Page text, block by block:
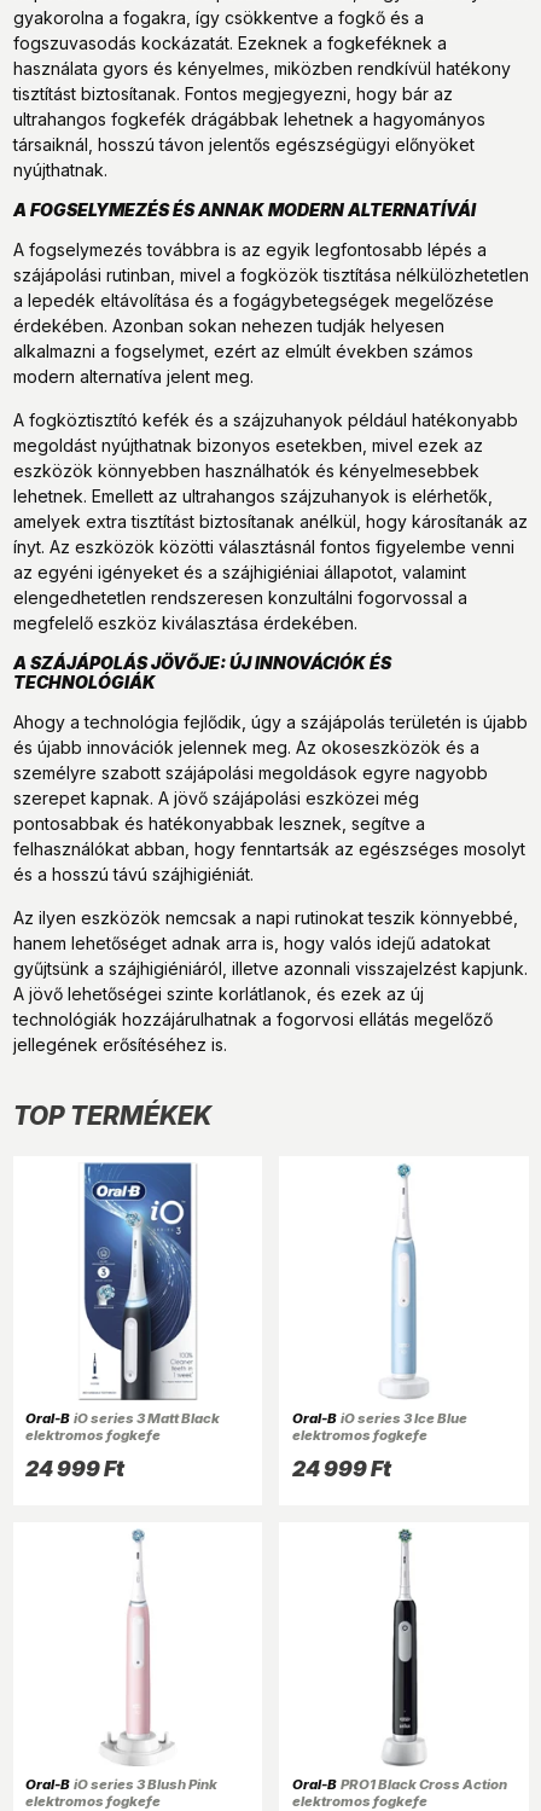
gyakorolna a fogakra, így csökkentve a fogkő és a
fogszuvasodás kockázatát. Ezeknek a fogkeféknek a
használata gyors és kényelmes, miközben rendkívül hatékony
tisztítást biztosítanak. Fontos megjegyezni, hogy bár az
ultrahangos fogkefék drágábbak lehetnek a hagyományos
társaiknál, hosszú távon jelentős egészségügyi előnyöket
nyújthatnak.
A FOGSELYMEZÉS ÉS ANNAK MODERN ALTERNATÍVÁI
A fogselymezés továbbra is az egyik legfontosabb lépés a
szájápolási rutinban, mivel a fogközök tisztítása nélkülözhetetlen
a lepedék eltávolítása és a fogágybetegségek megelőzése
érdekében. Azonban sokan nehezen tudják helyesen
alkalmazni a fogselymet, ezért az elmúlt években számos
modern alternatíva jelent meg.
A fogköztisztító kefék és a szájzuhanyok például hatékonyabb
megoldást nyújthatnak bizonyos esetekben, mivel ezek az
eszközök könnyebben használhatók és kényelmesebbek
lehetnek. Emellett az ultrahangos szájzuhanyok is elérhetők,
amelyek extra tisztítást biztosítanak anélkül, hogy károsítanák az
ínyt. Az eszközök közötti választásnál fontos figyelembe venni
az egyéni igényeket és a szájhigiéniai állapotot, valamint
elengedhetetlen rendszeresen konzultálni fogorvossal a
megfelelő eszköz kiválasztása érdekében.
A SZÁJÁPOLÁS JÖVŐJE: ÚJ INNOVÁCIÓK ÉS
TECHNOLÓGIÁK
Ahogy a technológia fejlődik, úgy a szájápolás területén is újabb
és újabb innovációk jelennek meg. Az okoseszközök és a
személyre szabott szájápolási megoldások egyre nagyobb
szerepet kapnak. A jövő szájápolási eszközei még
pontosabbak és hatékonyabbak lesznek, segítve a
felhasználókat abban, hogy fenntartsák az egészséges mosolyt
és a hosszú távú szájhigiéniát.
Az ilyen eszközök nemcsak a napi rutinokat teszik könnyebbé,
hanem lehetőséget adnak arra is, hogy valós idejű adatokat
gyűjtsünk a szájhigiéniáról, illetve azonnali visszajelzést kapjunk.
A jövő lehetőségei szinte korlátlanok, és ezek az új
technológiák hozzájárulhatnak a fogorvosi ellátás megelőző
jellegének erősítéséhez is.
TOP TERMÉKEK
Oral-B iO series 3 Matt Black
elektromos fogkefe
24 999 Ft
Oral-B iO series 3 Ice Blue
elektromos fogkefe
24 999 Ft
Oral-B iO series 3 Blush Pink
elektromos fogkefe
Oral-B PRO1 Black Cross Action
elektromos fogkefe